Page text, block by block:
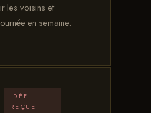
les voisins et
en semaine.
IDÉE
REÇUE